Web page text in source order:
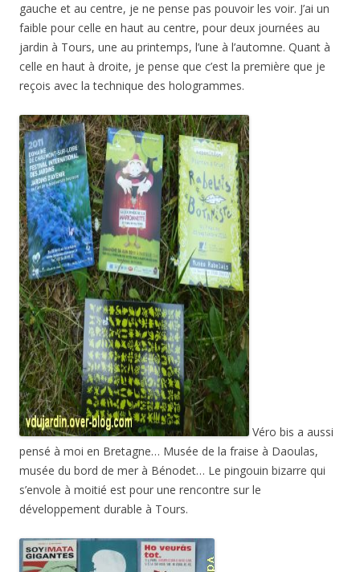
gauche et au centre, je ne pense pas pouvoir les voir. J’ai un
faible pour celle en haut au centre, pour deux journées au
jardin à Tours, une au printemps, l’une à l’automne. Quant à
celle en haut à droite, je pense que c’est la première que je
reçois avec la technique des hologrammes.
Véro bis a aussi
pensé à moi en Bretagne… Musée de la fraise à Daoulas,
musée du bord de mer à Bénodet… Le pingouin bizarre qui
s’envole à moitié est pour une rencontre sur le
développement durable à Tours.